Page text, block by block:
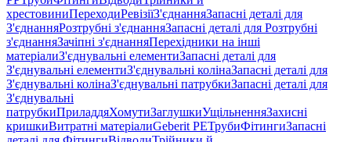
хрестовиниПереходиРевізіїЗ'єднанняЗапасні деталі для
З'єднанняРозтрубні з'єднанняЗапасні деталі для Розтрубні
з'єднанняЗачіпні з'єднанняПерехідники на інші
матеріалиЗ'єднувальні елементиЗапасні деталі для
З'єднувальні елементиЗ'єднувальні колінаЗапасні деталі для
З'єднувальні колінаЗ'єднувальні патрубкиЗапасні деталі для
З'єднувальні
патрубкиПриладдяХомутиЗаглушкиУщільненняЗахисні
кришкиВитратні матеріалиGeberit PEТрубиФітингиЗапасні